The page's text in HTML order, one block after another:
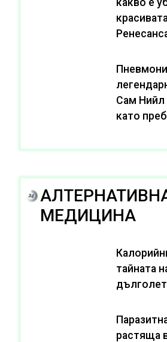
Сам Нийл
като
МЕДИЦИНА
тайната
растяща